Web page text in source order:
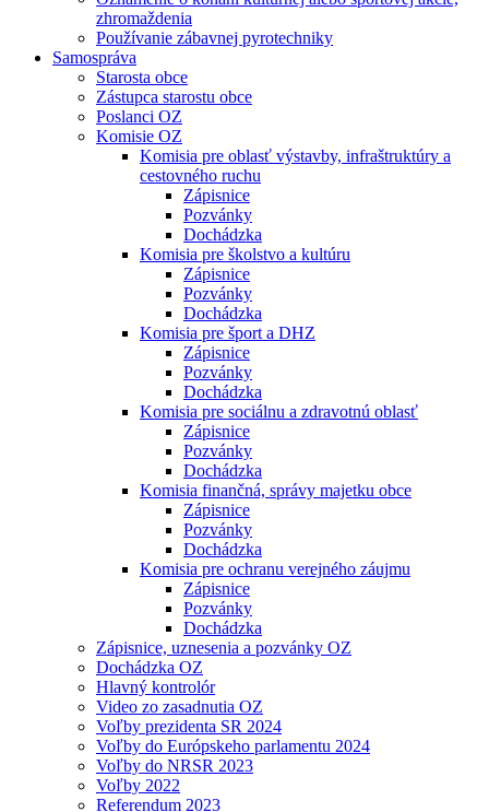
zhromaždenia
Používanie zábavnej pyrotechniky
Samospráva
Starosta obce
Zástupca starostu obce
Poslanci OZ
Komisie OZ
Komisia pre oblasť výstavby, infraštruktúry a
cestovného ruchu
Zápisnice
Pozvánky
Dochádzka
Komisia pre školstvo a kultúru
Zápisnice
Pozvánky
Dochádzka
Komisia pre šport a DHZ
Zápisnice
Pozvánky
Dochádzka
Komisia pre sociálnu a zdravotnú oblasť
Zápisnice
Pozvánky
Dochádzka
Komisia finančná, správy majetku obce
Zápisnice
Pozvánky
Dochádzka
Komisia pre ochranu verejného záujmu
Zápisnice
Pozvánky
Dochádzka
Zápisnice, uznesenia a pozvánky OZ
Dochádzka OZ
Hlavný kontrolór
Video zo zasadnutia OZ
Voľby prezidenta SR 2024
Voľby do Európskeho parlamentu 2024
Voľby do NRSR 2023
Voľby 2022
Referendum 2023